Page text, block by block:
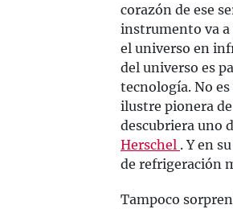
corazón de ese
instrumento va a
el universo en
del universo es
tecnología. No
ilustre pionera
descubriera uno
Herschel . Y en
de refrigeración
Tampoco